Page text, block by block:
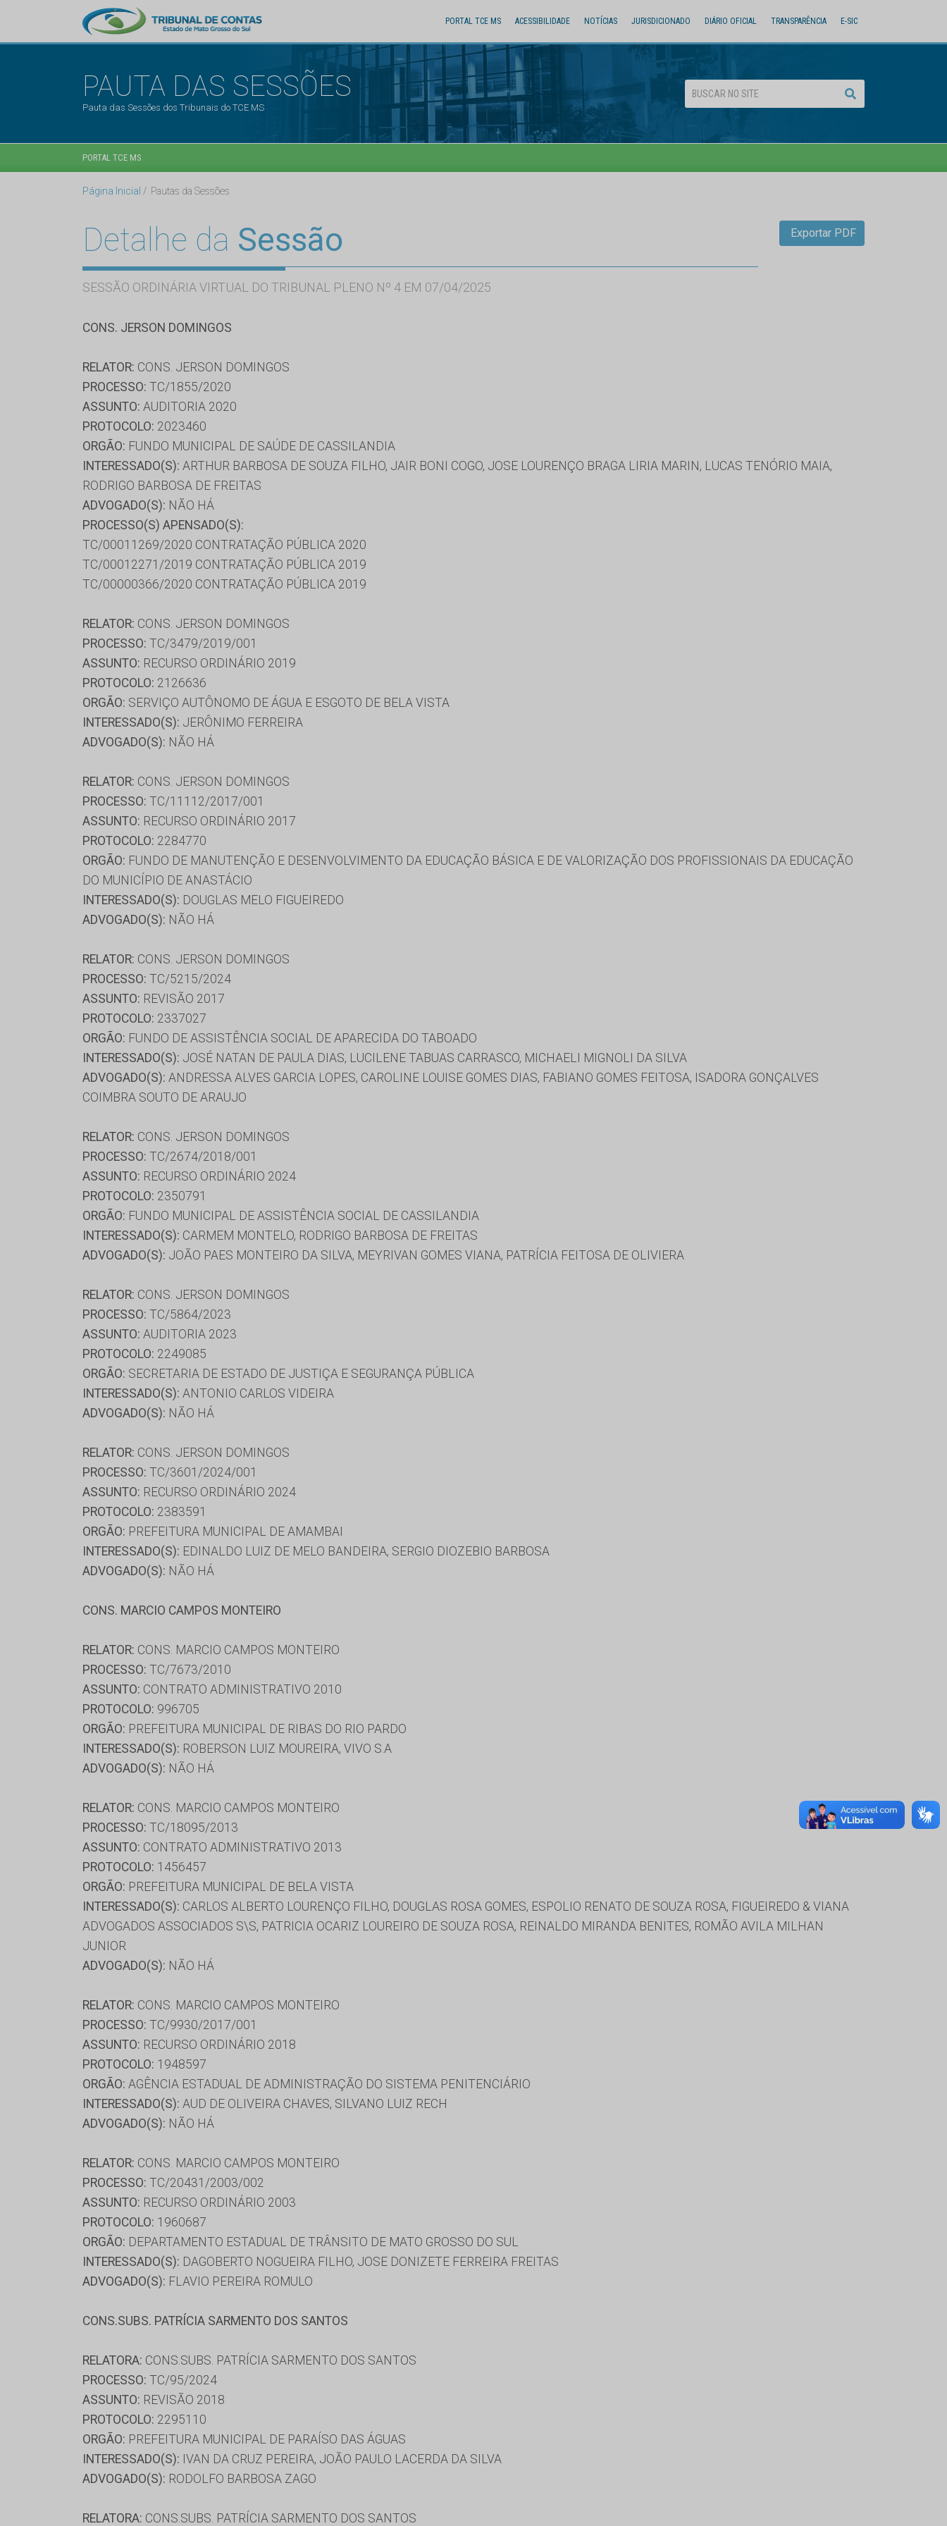
PORTAL TCE MS ACESSIBILIDADE NOTÍCIAS JURISDICIONADO DIÁRIO OFICIAL TRANSPARÊNCIA E-SIC
PAUTA DAS SESSÕES
Pauta das Sessões dos Tribunais do TCE MS
PORTAL TCE MS
Página Inicial Pautas da Sessões
Detalhe da Sessão
SESSÃO ORDINÁRIA VIRTUAL DO TRIBUNAL PLENO Nº 4 EM 07/04/2025
Exportar PDF
CONS. JERSON DOMINGOS
RELATOR: CONS. JERSON DOMINGOS
PROCESSO: TC/1855/2020
ASSUNTO: AUDITORIA 2020
PROTOCOLO: 2023460
ORGÃO: FUNDO MUNICIPAL DE SAÚDE DE CASSILANDIA
INTERESSADO(S): ARTHUR BARBOSA DE SOUZA FILHO, JAIR BONI COGO, JOSE LOURENÇO BRAGA LIRIA MARIN, LUCAS TENÓRIO MAIA,
RODRIGO BARBOSA DE FREITAS
ADVOGADO(S): NÃO HÁ
PROCESSO(S) APENSADO(S):
TC/00011269/2020 CONTRATAÇÃO PÚBLICA 2020
TC/00012271/2019 CONTRATAÇÃO PÚBLICA 2019
TC/00000366/2020 CONTRATAÇÃO PÚBLICA 2019
RELATOR: CONS. JERSON DOMINGOS
PROCESSO: TC/3479/2019/001
ASSUNTO: RECURSO ORDINÁRIO 2019
PROTOCOLO: 2126636
ORGÃO: SERVIÇO AUTÔNOMO DE ÁGUA E ESGOTO DE BELA VISTA
INTERESSADO(S): JERÔNIMO FERREIRA
ADVOGADO(S): NÃO HÁ
RELATOR: CONS. JERSON DOMINGOS
PROCESSO: TC/11112/2017/001
ASSUNTO: RECURSO ORDINÁRIO 2017
PROTOCOLO: 2284770
ORGÃO: FUNDO DE MANUTENÇÃO E DESENVOLVIMENTO DA EDUCAÇÃO BÁSICA E DE VALORIZAÇÃO DOS PROFISSIONAIS DA EDUCAÇÃO
DO MUNICÍPIO DE ANASTÁCIO
INTERESSADO(S): DOUGLAS MELO FIGUEIREDO
ADVOGADO(S): NÃO HÁ
RELATOR: CONS. JERSON DOMINGOS
PROCESSO: TC/5215/2024
ASSUNTO: REVISÃO 2017
PROTOCOLO: 2337027
ORGÃO: FUNDO DE ASSISTÊNCIA SOCIAL DE APARECIDA DO TABOADO
INTERESSADO(S): JOSÉ NATAN DE PAULA DIAS, LUCILENE TABUAS CARRASCO, MICHAELI MIGNOLI DA SILVA
ADVOGADO(S): ANDRESSA ALVES GARCIA LOPES, CAROLINE LOUISE GOMES DIAS, FABIANO GOMES FEITOSA, ISADORA GONÇALVES
COIMBRA SOUTO DE ARAUJO
RELATOR: CONS. JERSON DOMINGOS
PROCESSO: TC/2674/2018/001
ASSUNTO: RECURSO ORDINÁRIO 2024
PROTOCOLO: 2350791
ORGÃO: FUNDO MUNICIPAL DE ASSISTÊNCIA SOCIAL DE CASSILANDIA
INTERESSADO(S): CARMEM MONTELO, RODRIGO BARBOSA DE FREITAS
ADVOGADO(S): JOÃO PAES MONTEIRO DA SILVA, MEYRIVAN GOMES VIANA, PATRÍCIA FEITOSA DE OLIVIERA
RELATOR: CONS. JERSON DOMINGOS
PROCESSO: TC/5864/2023
ASSUNTO: AUDITORIA 2023
PROTOCOLO: 2249085
ORGÃO: SECRETARIA DE ESTADO DE JUSTIÇA E SEGURANÇA PÚBLICA
INTERESSADO(S): ANTONIO CARLOS VIDEIRA
ADVOGADO(S): NÃO HÁ
RELATOR: CONS. JERSON DOMINGOS
PROCESSO: TC/3601/2024/001
ASSUNTO: RECURSO ORDINÁRIO 2024
PROTOCOLO: 2383591
ORGÃO: PREFEITURA MUNICIPAL DE AMAMBAI
INTERESSADO(S): EDINALDO LUIZ DE MELO BANDEIRA, SERGIO DIOZEBIO BARBOSA
ADVOGADO(S): NÃO HÁ
CONS. MARCIO CAMPOS MONTEIRO
RELATOR: CONS. MARCIO CAMPOS MONTEIRO
PROCESSO: TC/7673/2010
ASSUNTO: CONTRATO ADMINISTRATIVO 2010
PROTOCOLO: 996705
ORGÃO: PREFEITURA MUNICIPAL DE RIBAS DO RIO PARDO
INTERESSADO(S): ROBERSON LUIZ MOUREIRA, VIVO S.A
ADVOGADO(S): NÃO HÁ
RELATOR: CONS. MARCIO CAMPOS MONTEIRO
PROCESSO: TC/18095/2013
ASSUNTO: CONTRATO ADMINISTRATIVO 2013
PROTOCOLO: 1456457
ORGÃO: PREFEITURA MUNICIPAL DE BELA VISTA
INTERESSADO(S): CARLOS ALBERTO LOURENÇO FILHO, DOUGLAS ROSA GOMES, ESPOLIO RENATO DE SOUZA ROSA, FIGUEIREDO & VIANA
ADVOGADOS ASSOCIADOS S\S, PATRICIA OCARIZ LOUREIRO DE SOUZA ROSA, REINALDO MIRANDA BENITES, ROMÃO AVILA MILHAN
JUNIOR
ADVOGADO(S): NÃO HÁ
RELATOR: CONS. MARCIO CAMPOS MONTEIRO
PROCESSO: TC/9930/2017/001
ASSUNTO: RECURSO ORDINÁRIO 2018
PROTOCOLO: 1948597
ORGÃO: AGÊNCIA ESTADUAL DE ADMINISTRAÇÃO DO SISTEMA PENITENCIÁRIO
INTERESSADO(S): AUD DE OLIVEIRA CHAVES, SILVANO LUIZ RECH
ADVOGADO(S): NÃO HÁ
RELATOR: CONS. MARCIO CAMPOS MONTEIRO
PROCESSO: TC/20431/2003/002
ASSUNTO: RECURSO ORDINÁRIO 2003
PROTOCOLO: 1960687
ORGÃO: DEPARTAMENTO ESTADUAL DE TRÂNSITO DE MATO GROSSO DO SUL
INTERESSADO(S): DAGOBERTO NOGUEIRA FILHO, JOSE DONIZETE FERREIRA FREITAS
ADVOGADO(S): FLAVIO PEREIRA ROMULO
CONS.SUBS. PATRÍCIA SARMENTO DOS SANTOS
RELATORA: CONS.SUBS. PATRÍCIA SARMENTO DOS SANTOS
PROCESSO: TC/95/2024
ASSUNTO: REVISÃO 2018
PROTOCOLO: 2295110
ORGÃO: PREFEITURA MUNICIPAL DE PARAÍSO DAS ÁGUAS
INTERESSADO(S): IVAN DA CRUZ PEREIRA, JOÃO PAULO LACERDA DA SILVA
ADVOGADO(S): RODOLFO BARBOSA ZAGO
RELATORA: CONS.SUBS. PATRÍCIA SARMENTO DOS SANTOS